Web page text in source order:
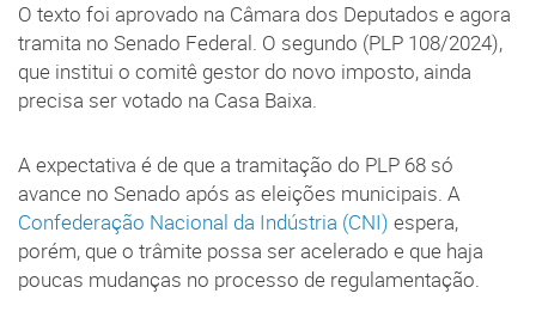
O texto foi aprovado na Câmara dos Deputados e agora
tramita no Senado Federal. O segundo (PLP 108/2024),
que institui o comitê gestor do novo imposto, ainda
precisa ser votado na Casa Baixa.
A expectativa é de que a tramitação do PLP 68 só
avance no Senado após as eleições municipais. A
Confederação Nacional da Indústria (CNI) espera,
porém, que o trâmite possa ser acelerado e que haja
poucas mudanças no processo de regulamentação.